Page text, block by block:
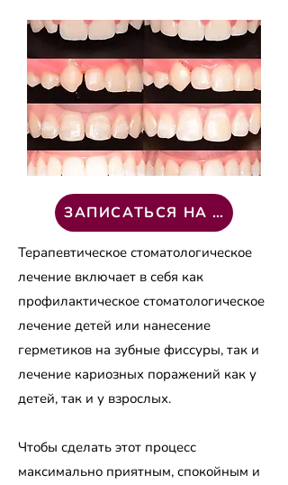
ЗАПИСАТЬСЯ НА ВИЗИТ
Терапевтическое стоматологическое
лечение включает в себя как
профилактическое стоматологическое
лечение детей или нанесение
герметиков на зубные фиссуры, так и
лечение кариозных поражений как у
детей, так и у взрослых.
Чтобы сделать этот процесс
максимально приятным, спокойным и